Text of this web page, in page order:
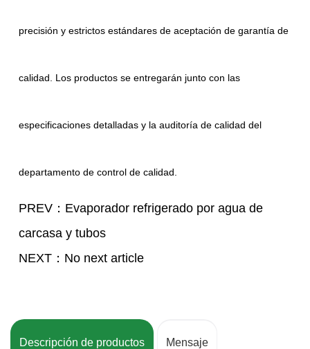
precisión y estrictos estándares de aceptación de garantía de
calidad. Los productos se entregarán junto con las
especificaciones detalladas y la auditoría de calidad del
departamento de control de calidad.
PREV：Evaporador refrigerado por agua de
carcasa y tubos
NEXT：No next article
Descripción de productos Mensaje